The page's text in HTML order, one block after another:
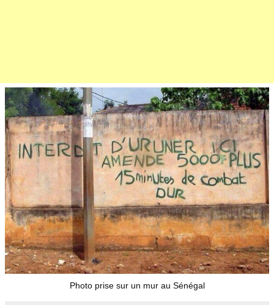
Photo prise sur un mur au Sénégal